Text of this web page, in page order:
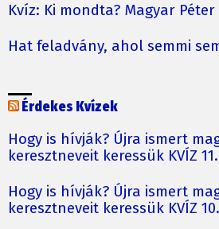
Kvíz: Ki mondta? Magyar
Hat feladvány, ahol semmi
Érdekes Kvízek
Hogy is hívják? Újra ismert
keresztneveit keressük KVÍZ
Hogy is hívják? Újra ismert
keresztneveit keressük KVÍZ